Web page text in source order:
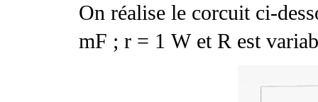
On réalise le corcuit ci-
mF ; r = 1 Wet R est